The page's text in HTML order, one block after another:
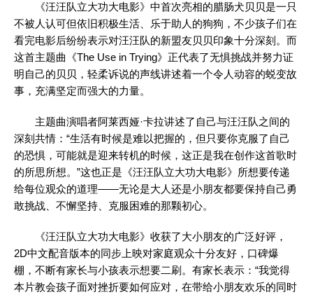
《汪汪队立大功大电影》中首次亮相的腊肠犬贝贝是一只
不被人认可但依旧积极生活、乐于助人的狗狗，不少孩子们在
看完电影后纷纷表示对汪汪队的新盟友贝贝印象十分深刻。而
这首主题曲《The Use in Trying》正代表了无惧挑战并努力证
明自己的贝贝，轻柔诉说的声线讲述着一个令人动容的蜕变故
事，充满坚定而强大的力量。
主题曲演唱者阿莱西娅·卡拉讲述了自己与汪汪队之间的
深刻共情：“生活有时候是难以把握的，但只要你克服了自己
的恐惧，可能就是迎来转机的时候，这正是我在创作这首歌时
的所思所想。”这也正是《汪汪队立大功大电影》所想要传递
给每位观众的道理——无论是大人还是小朋友都要保持自己勇
敢挑战、不懈坚持、克服困难的那颗初心。
《汪汪队立大功大电影》收获了大小朋友的广泛好评，
2D中文配音版本的同步上映对家庭观众十分友好，口碑爆
棚，不断有家长与小孩表示想要二刷。有家长表示：“我觉得
本片教会孩子面对挫折要如何应对，在带给小朋友欢乐的同时